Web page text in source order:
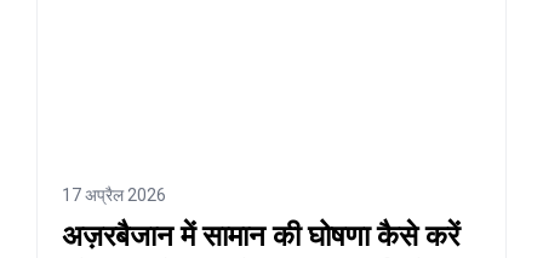
17 अप्रैल 2026
अज़रबैजान में सामान की घोषणा कैसे करें